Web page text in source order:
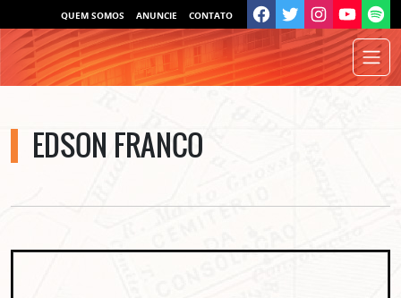
QUEM SOMOS ANUNCIE CONTATO
EDSON FRANCO